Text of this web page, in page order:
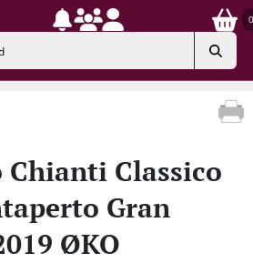
0
Classico
Gran
ØKO